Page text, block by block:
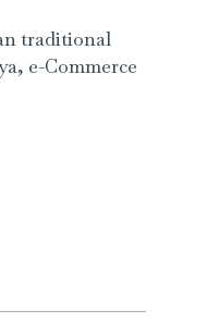
traditional
e-Commerce